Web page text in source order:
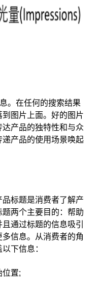
。在任何的搜索结果
图片上面。好的图片
产品的独特性和与众
产品的使用场景唤起
标题是消费者了解产
两个主要目的：帮助
通过标题的信息吸引
信息。从消费者的角
下信息：
位置;